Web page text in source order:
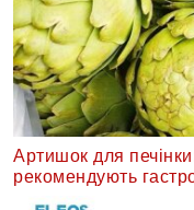
Артишок для
рекомендують